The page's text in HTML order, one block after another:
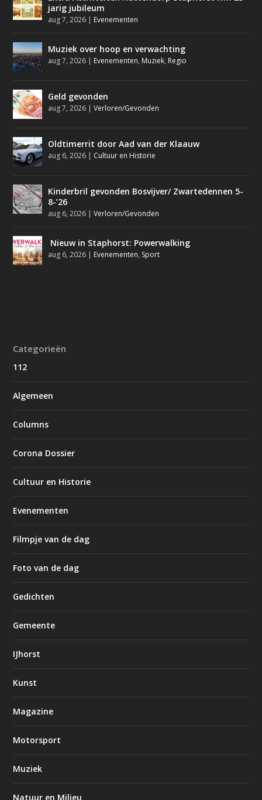
jarig jubileum
aug 7, 2026 | Evenementen
Muziek over hoop en verwachting
aug 7, 2026 | Evenementen, Muziek, Regio
Geld gevonden
aug 7, 2026 |Verloren/Gevonden
Oldtimerrit door Aad van der Klaauw
aug 6, 2026 | Cultuur en Historie
Kinderbril gevonden Bosvijver/ Zwartedennen 5-
8-’26
aug 6, 2026 |Verloren/Gevonden
Nieuw in Staphorst: Powerwalking
aug 6, 2026 | Evenementen, Sport
Categorieën
112
Algemeen
Columns
Corona Dossier
Cultuur en Historie
Evenementen
Filmpje van de dag
Foto van de dag
Gedichten
Gemeente
IJhorst
Kunst
Magazine
Motorsport
Muziek
Natuur en Milieu